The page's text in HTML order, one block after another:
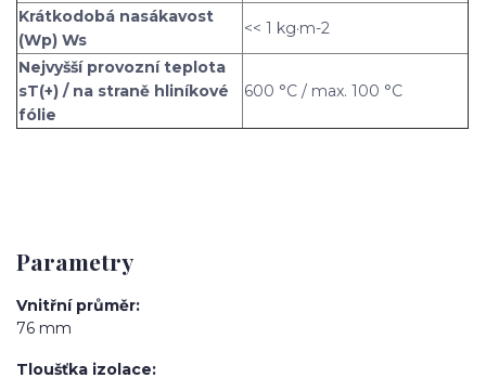
Krátkodobá nasákavost
(Wp) Ws
<< 1 kg·m-2
Nejvyšší provozní teplota
sT(+) / na straně hliníkové
fólie
600 °C / max. 100 °C
Parametry
Vnitřní průměr
76 mm
Tloušťka izolace